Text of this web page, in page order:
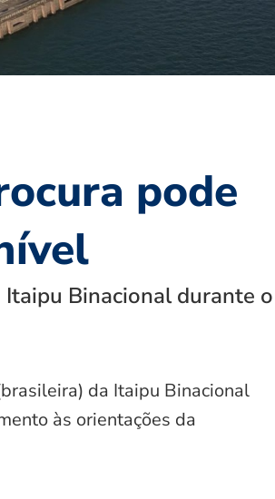
pode
Itaipu Binacional durante o
da Itaipu Binacional
às orientações da